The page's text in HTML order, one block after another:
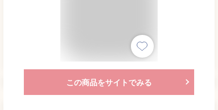
この商品をサイトでみる